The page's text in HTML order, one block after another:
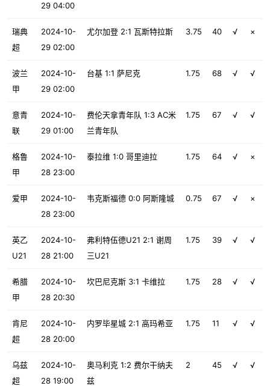
29 04:00
瑞典
超
2024-10-
29 02:00
尤尔加登 2:1 瓦斯特拉斯 3.75 40 √ ×
波兰
甲
2024-10-
29 02:00
台基 1:1 萨尼克 1.75 68 √ √
意青
联
2024-10-
29 01:00
费伦天拿青年队 1:3 AC米
兰青年队
1.75 67 √ √
格鲁
甲
2024-10-
28 23:00
泰拉维 1:0 哥里迪拉 1.75 64 √ ×
爱甲
2024-10-
28 23:00
韦克斯福德 0:0 阿斯隆城 0.75 67 √ ×
英乙
U21
2024-10-
28 21:00
弗利特伍德U21 2:1 谢周
三U21
1.75 39 √ √
希腊
甲
2024-10-
28 20:30
坎巴尼克斯 3:1 卡维拉 1.75 28 √ √
肯尼
超
2024-10-
28 20:00
内罗毕星城 2:1 高玛希亚 1.75 11 √ √
乌兹
超
2024-10-
28 19:00
奥马利克 1:2 费尔干纳夫
兹
2 45 √ √